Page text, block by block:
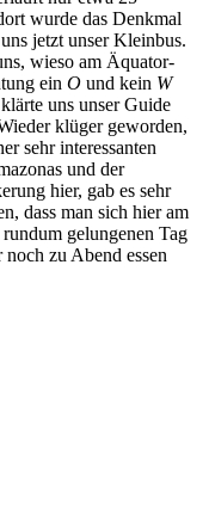
wurde das Denkmal
jetzt unser Kleinbus.
wieso am Äquator-
ein O und kein W
uns unser Guide
klüger geworden,
sehr interessanten
und der
hier, gab es sehr
dass man sich hier am
gelungenen Tag
zu Abend essen